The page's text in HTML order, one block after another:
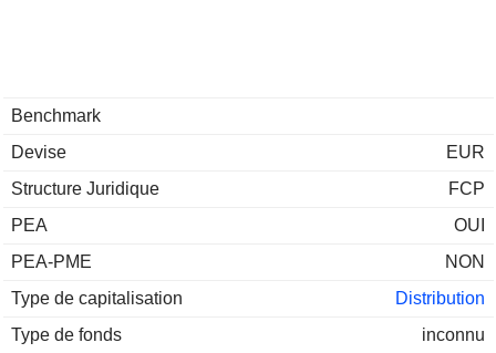
Benchmark
Devise
EUR
Structure Juridique
FCP
PEA
OUI
PEA-PME
NON
Type de capitalisation
Distribution
Type de fonds
inconnu